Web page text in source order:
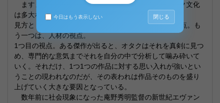
ますます発達していくメディア芸術。これに、オタク文化
は多大なる影響を及ぼしている。
見方としては、2つの視点がある。1つ目は商業的な視点。も
う一つは、人材の視点。
1つ目の視点。ある傑作が出ると、オタクはそれを真剣に見つ
め、専門的な意気までそれを自分の中で分析して噛み砕いて
いく。それだけ、1つ1つの作品に対する思い入れが強いとい
うことの現われなのだが、その表われは作品そのものを盛り
上げていく大きな要因となっている。
数年前に社会現象になった庵野秀明監督の新世紀エヴァン
今日はもう表示しない 閉じる